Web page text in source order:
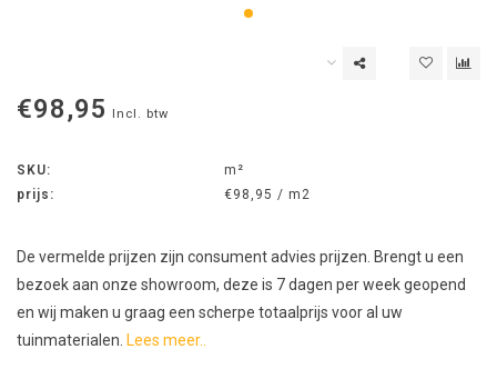
€98,95 Incl. btw
SKU:
m²
prijs:
€98,95 / m2
De vermelde prijzen zijn consument advies prijzen. Brengt u een
bezoek aan onze showroom, deze is 7 dagen per week geopend
en wij maken u graag een scherpe totaalprijs voor al uw
tuinmaterialen. Lees meer..